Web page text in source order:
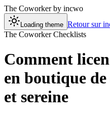
The Coworkerby incwo
Loading theme Retour sur
The Coworker Checklists
Comment
en boutique
et sereine